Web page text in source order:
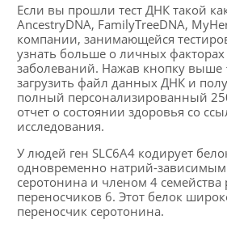
Если вы прошли тест ДНК такой
AncestryDNA, FamilyTreeDNA,
компании, занимающейся
узнать больше о личных
заболеваний. Нажав кнопку выше
загрузить файл данных ДНК и
полный персонализированный
отчет о состоянии здоровья со
исследования.
У людей ген SLC6A4 кодирует
одновременно натрий-
серотонина и членом 4 семейства
переносчиков 6. Этот белок
переносчик серотонина.